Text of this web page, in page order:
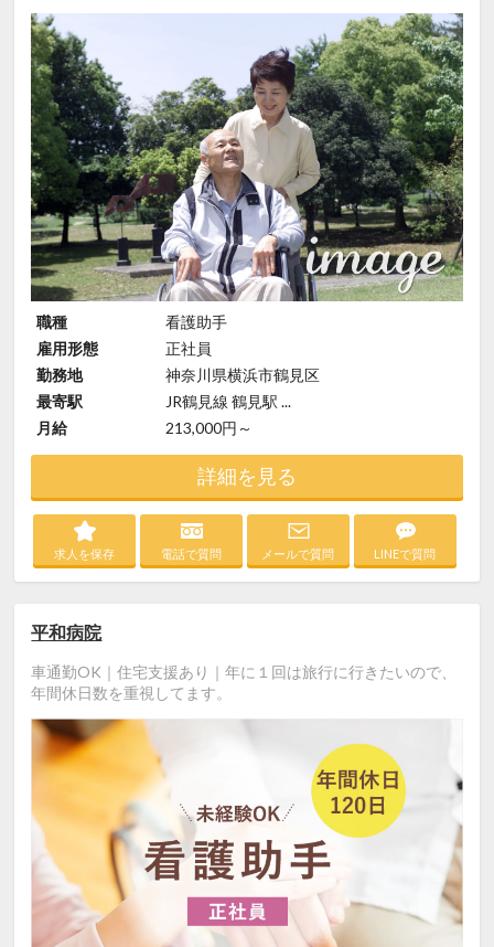
職種
看護助手
雇用形態
正社員
勤務地
神奈川県横浜市鶴見区
最寄駅
JR鶴見線 鶴見駅 ...
月給
213,000円～
詳細を見る
求人を保存 電話で質問 メールで質問 LINEで質問
平和病院
車通勤OK｜住宅支援あり｜年に１回は旅行に行きたいので、
年間休日数を重視してます。